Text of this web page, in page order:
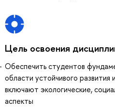
Цель освоения
Обеспечить студентов
области устойчивого развития
включают экологические,
аспекты